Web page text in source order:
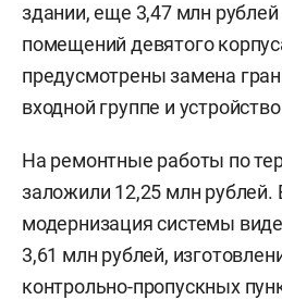
здании, еще 3,47 млн
помещений девятого
предусмотрены замена
входной группе и
На ремонтные работы по
заложили 12,25 млн рублей.
модернизация системы
3,61 млн рублей,
контрольно-пропускных